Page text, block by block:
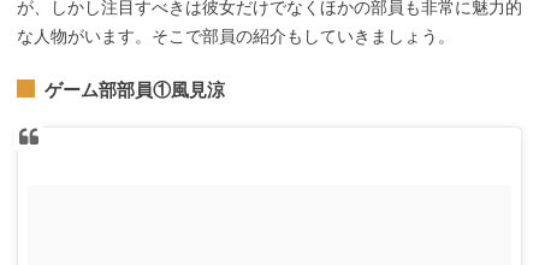
が、しかし注目すべきは彼女だけでなくほかの部員も非常に魅力的
な人物がいます。そこで部員の紹介もしていきましょう。
ゲーム部部員①風見涼